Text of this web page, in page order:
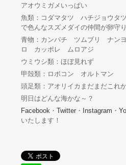
アオウミガメいっぱい
魚類：コダマタツ ハチジョウ
で色んなスズメダイの仲間が卵守り
青物：カンパチ ツムブリ ナン
ロ カッポレ ムロアジ
ウミウシ類：ほぼ見れず
甲殻類：ロボコン オルトマン
頭足類：アオリイカまだまだこれ
明日はどんな海かな～？
Facebook ・ Twitter ・ Instagram ・
いたします！